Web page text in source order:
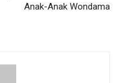
Anak-Anak Wondama